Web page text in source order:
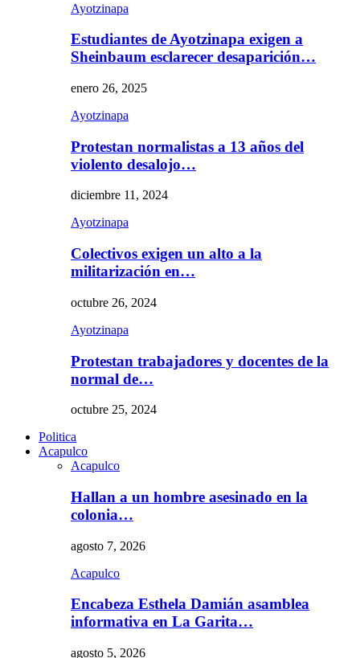
Ayotzinapa
Estudiantes de Ayotzinapa exigen a
Sheinbaum esclarecer desaparición…
enero 26, 2025
Ayotzinapa
Protestan normalistas a 13 años del
violento desalojo…
diciembre 11, 2024
Ayotzinapa
Colectivos exigen un alto a la
militarización en…
octubre 26, 2024
Ayotzinapa
Protestan trabajadores y docentes de la
normal de…
octubre 25, 2024
Politica
Acapulco
Acapulco
Hallan a un hombre asesinado en la
colonia…
agosto 7, 2026
Acapulco
Encabeza Esthela Damián asamblea
informativa en La Garita…
agosto 5, 2026